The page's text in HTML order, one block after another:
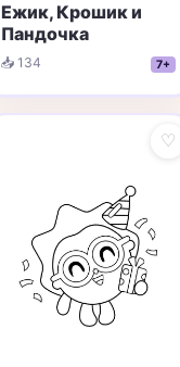
Ежик, Крошик и
Пандочка
📥 134 7+
♡